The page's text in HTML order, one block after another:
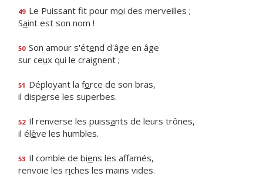
49 Le Puissant fit pour moi des merveilles ;
Saint est son nom !
50 Son amour s'étend d'âge en âge
sur ceux qui le craignent ;
51 Déployant la force de son bras,
il disperse les superbes.
52 Il renverse les puissants de leurs trônes,
il élève les humbles.
53 Il comble de biens les affamés,
renvoie les riches les mains vides.